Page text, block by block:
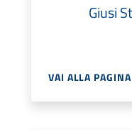
Giusi
VAI ALLA PAGINA